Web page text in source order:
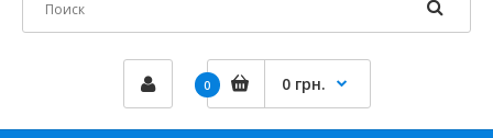
0 0 грн.